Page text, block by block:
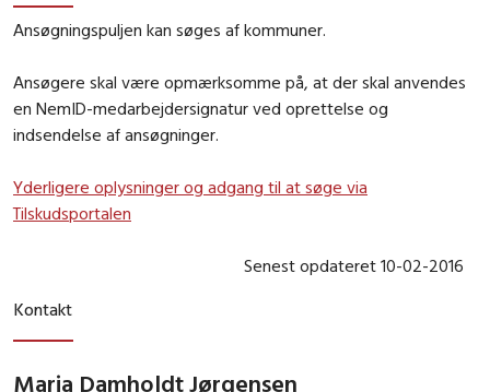
Ansøgningspuljen kan søges af kommuner.
Ansøgere skal være opmærksomme på, at der skal anvendes
en NemID-medarbejdersignatur ved oprettelse og
indsendelse af ansøgninger.
Yderligere oplysninger og adgang til at søge via
Tilskudsportalen
Senest opdateret 10-02-2016
Kontakt
Maria Damholdt Jørgensen